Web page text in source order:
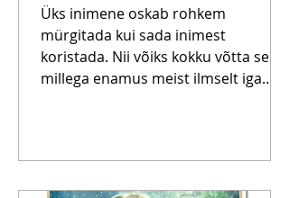
Üks inimene oskab rohkem
mürgitada kui sada inimest
koristada. Nii võiks kokku võtta selle,
millega enamus meist ilmselt iga